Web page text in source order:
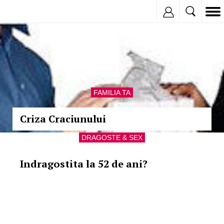
FAMILIA TA
Criza Craciunului
DRAGOSTE & SEX
Indragostita la 52 de ani?